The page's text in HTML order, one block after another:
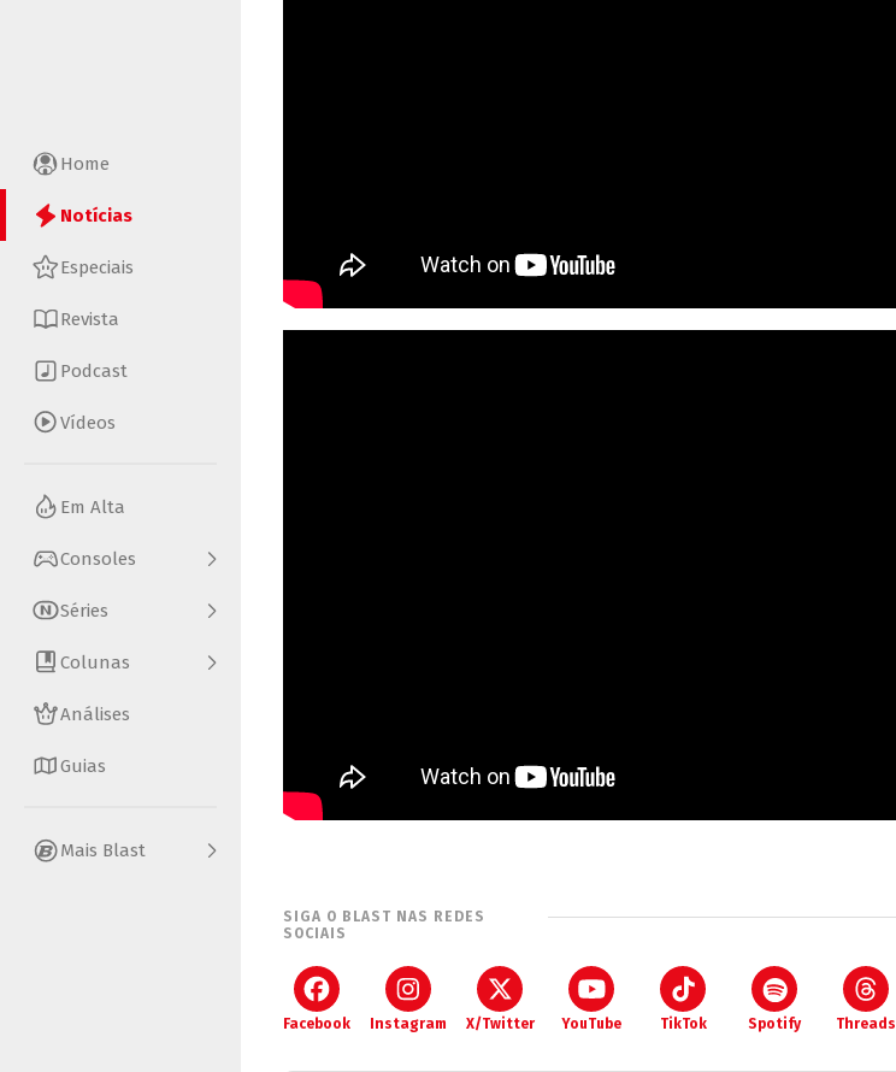
Home
Notícias
Especiais
Revista
Podcast
Vídeos
Em Alta
Consoles
Séries
Colunas
Análises
Guias
Mais Blast
SIGA O BLAST NAS REDES
SOCIAIS
Facebook Instagram X/Twitter YouTube TikTok Spotify Threads